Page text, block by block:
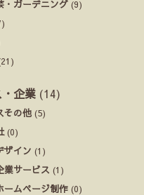
・ガーデニング (9)
企業 (14)
その他 (5)
(0)
ザイン (1)
業サービス (1)
ームページ制作 (0)